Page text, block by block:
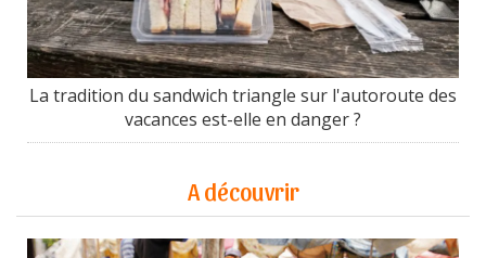
La tradition du sandwich triangle sur l'autoroute des
vacances est-elle en danger ?
A découvrir